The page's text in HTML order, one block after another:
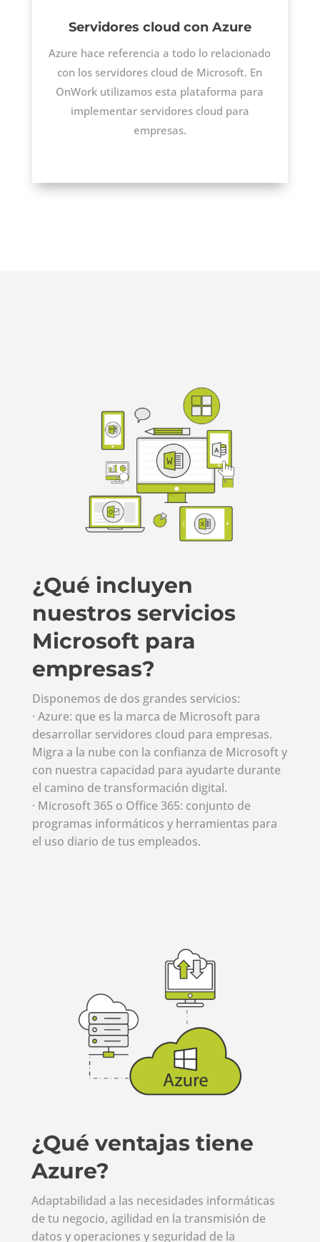
Servidores cloud con Azure
Azure hace referencia a todo lo relacionado
con los servidores cloud de Microsoft. En
OnWork utilizamos esta plataforma para
implementar servidores cloud para
empresas.
¿Qué incluyen
nuestros servicios
Microsoft para
empresas?
Disponemos de dos grandes servicios:
· Azure: que es la marca de Microsoft para
desarrollar servidores cloud para empresas.
Migra a la nube con la confianza de Microsoft y
con nuestra capacidad para ayudarte durante
el camino de transformación digital.
· Microsoft 365 o Office 365: conjunto de
programas informáticos y herramientas para
el uso diario de tus empleados.
¿Qué ventajas tiene
Azure?
Adaptabilidad a las necesidades informáticas
de tu negocio, agilidad en la transmisión de
datos y operaciones y seguridad de la